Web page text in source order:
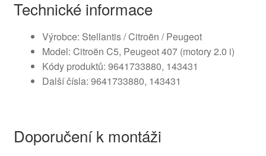
Technické informace
Výrobce: Stellantis / Citroën / Peugeot
Model: Citroën C5, Peugeot 407 (motory 2.0 i)
Kódy produktů: 9641733880, 143431
Další čísla: 9641733880, 143431
Doporučení k montáži